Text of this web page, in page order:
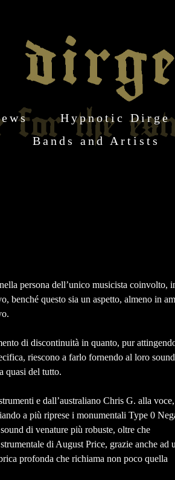
Hypnotic Dirge
Bands and Artists
persona dell’unico musicista coinvolto,
benché questo sia un aspetto, almeno in
di discontinuità in quanto, pur
riescono a farlo fornendo al loro sound
quasi del tutto.
e dall’australiano Chris G. alla
a più riprese i monumentali Type 0
di venature più robuste, oltre che
di August Price, grazie anche ad
profonda che richiama non poco quella